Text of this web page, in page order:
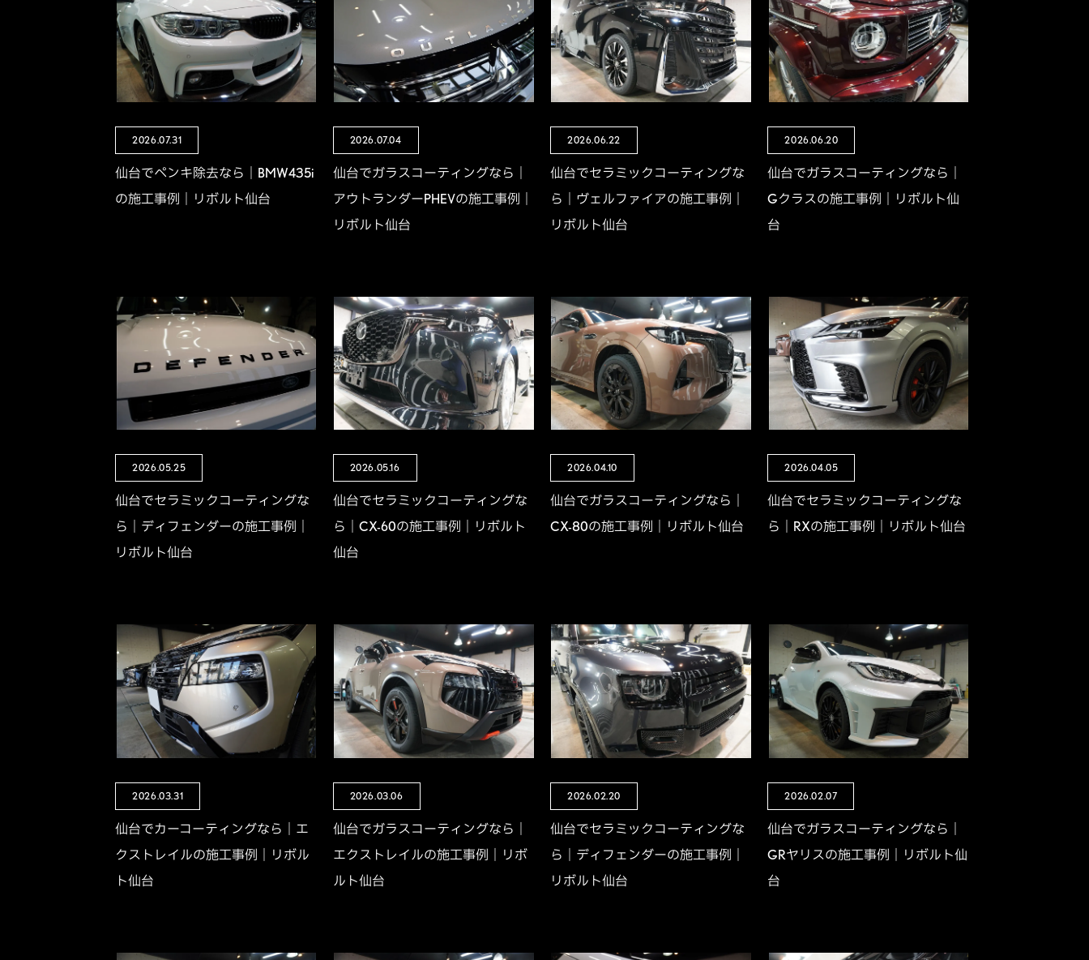
2026.07.31
仙台でペンキ除去なら｜BMW435i
の施工事例｜リボルト仙台
2026.07.04
仙台でガラスコーティングなら｜
アウトランダーPHEVの施工事例｜
リボルト仙台
2026.06.22
仙台でセラミックコーティングな
ら｜ヴェルファイアの施工事例｜
リボルト仙台
2026.06.20
仙台でガラスコーティングなら｜
Gクラスの施工事例｜リボルト仙
台
2026.05.25
仙台でセラミックコーティングな
ら｜ディフェンダーの施工事例｜
リボルト仙台
2026.05.16
仙台でセラミックコーティングな
ら｜CX-60の施工事例｜リボルト
仙台
2026.04.10
仙台でガラスコーティングなら｜
CX-80の施工事例｜リボルト仙台
2026.04.05
仙台でセラミックコーティングな
ら｜RXの施工事例｜リボルト仙台
2026.03.31
仙台でカーコーティングなら｜エ
クストレイルの施工事例｜リボル
ト仙台
2026.03.06
仙台でガラスコーティングなら｜
エクストレイルの施工事例｜リボ
ルト仙台
2026.02.20
仙台でセラミックコーティングな
ら｜ディフェンダーの施工事例｜
リボルト仙台
2026.02.07
仙台でガラスコーティングなら｜
GRヤリスの施工事例｜リボルト仙
台